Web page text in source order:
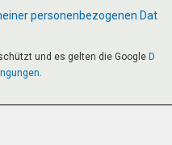
personenbezogenen Dat
und es gelten die Google D
.